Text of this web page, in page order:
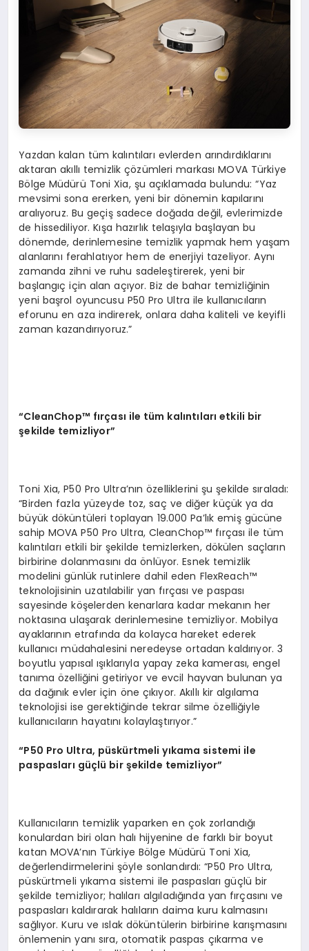
Yazdan kalan tüm kalıntıları evlerden arındırdıklarını
aktaran akıllı temizlik çözümleri markası MOVA Türkiye
Bölge Müdürü Toni Xia, şu açıklamada bulundu: “Yaz
mevsimi sona ererken, yeni bir dönemin kapılarını
aralıyoruz. Bu geçiş sadece doğada değil, evlerimizde
de hissediliyor. Kışa hazırlık telaşıyla başlayan bu
dönemde, derinlemesine temizlik yapmak hem yaşam
alanlarını ferahlatıyor hem de enerjiyi tazeliyor. Aynı
zamanda zihni ve ruhu sadeleştirerek, yeni bir
başlangıç için alan açıyor. Biz de bahar temizliğinin
yeni başrol oyuncusu P50 Pro Ultra ile kullanıcıların
eforunu en aza indirerek, onlara daha kaliteli ve keyifli
zaman kazandırıyoruz.”
“CleanChop™ fırçası ile tüm kalıntılarıetkili bir
şekilde temizliyor”
Toni Xia, P50 Pro Ultra’nın özelliklerini şu şekilde sıraladı:
“Birden fazla yüzeyde toz, saç ve diğer küçük ya da
büyük döküntüleri toplayan 19.000 Pa’lık emiş gücüne
sahip MOVA P50 Pro Ultra, CleanChop™ fırçası ile tüm
kalıntıları etkili bir şekilde temizlerken, dökülen saçların
birbirine dolanmasını da önlüyor. Esnek temizlik
modelini günlük rutinlere dahil eden FlexReach™
teknolojisinin uzatılabilir yan fırçası ve paspası
sayesinde köşelerden kenarlara kadar mekanın her
noktasına ulaşarak derinlemesine temizliyor. Mobilya
ayaklarının etrafında da kolayca hareket ederek
kullanıcı müdahalesini neredeyse ortadan kaldırıyor. 3
boyutlu yapısal ışıklarıyla yapay zeka kamerası, engel
tanıma özelliğini getiriyor ve evcil hayvan bulunan ya
da dağınık evler için öne çıkıyor. Akıllı kir algılama
teknolojisi ise gerektiğinde tekrar silme özelliğiyle
kullanıcıların hayatını kolaylaştırıyor.”
“P50 Pro Ultra, püskürtmeli yıkama sistemi ile
paspasları güçlü bir şekilde temizliyor”
Kullanıcıların temizlik yaparken en çok zorlandığı
konulardan biri olan halı hijyenine de farklı bir boyut
katan MOVA’nın Türkiye Bölge Müdürü Toni Xia,
değerlendirmelerini şöyle sonlandırdı: “P50 Pro Ultra,
püskürtmeli yıkama sistemi ile paspasları güçlü bir
şekilde temizliyor; halıları algıladığında yan fırçasını ve
paspasları kaldırarak halıların daima kuru kalmasını
sağlıyor. Kuru ve ıslak döküntülerin birbirine karışmasını
önlemenin yanı sıra, otomatik paspas çıkarma ve